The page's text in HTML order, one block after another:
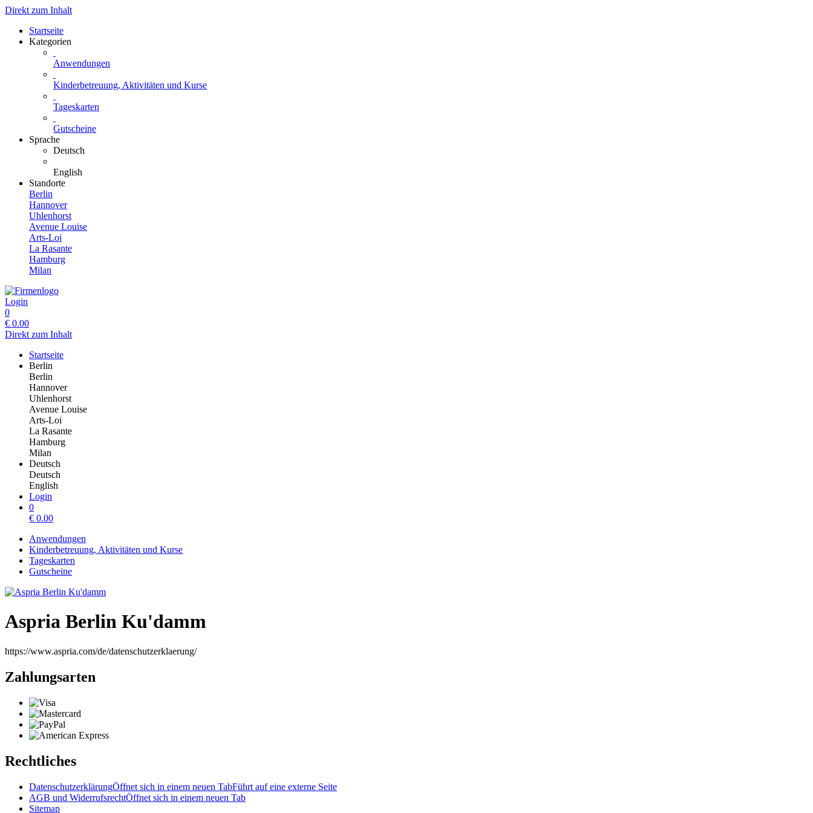
Direkt zum Inhalt
Startseite
Kategorien
Anwendungen
Kinderbetreuung, Aktivitäten und Kurse
Tageskarten
Gutscheine
Sprache
Deutsch
English
Standorte
Berlin
Hannover
Uhlenhorst
Avenue Louise
Arts-Loi
La Rasante
Hamburg
Milan
Login
0
€ 0.00
Direkt zum Inhalt
Startseite
Berlin
Berlin
Hannover
Uhlenhorst
Avenue Louise
Arts-Loi
La Rasante
Hamburg
Milan
Deutsch
Deutsch
English
Login
0
€ 0.00
Anwendungen
Kinderbetreuung, Aktivitäten und Kurse
Tageskarten
Gutscheine
Aspria Berlin Ku'damm
https://www.aspria.com/de/datenschutzerklaerung/
Zahlungsarten
Rechtliches
DatenschutzerklärungÖffnet sich in einem neuen TabFührt auf eine externe Seite
AGB und WiderrufsrechtÖffnet sich in einem neuen Tab
Sitemap